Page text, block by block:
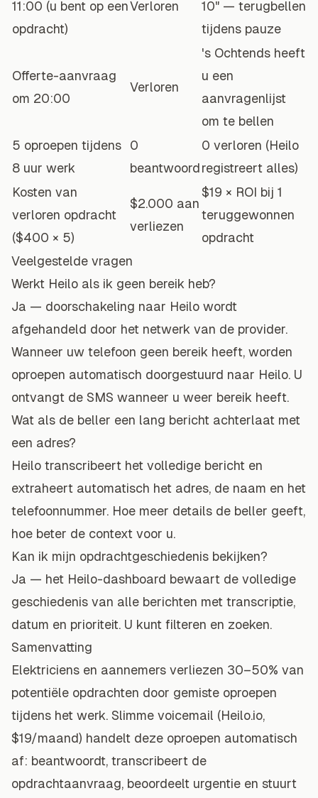
11:00 (u bent op een
opdracht)
Verloren
10" — terugbellen
tijdens pauze
Offerte-aanvraag
om 20:00
Verloren
's Ochtends heeft
u een
aanvragenlijst
om te bellen
5 oproepen tijdens
8 uur werk
0
beantwoord
0 verloren (Heilo
registreert alles)
Kosten van
verloren opdracht
($400 × 5)
$2.000 aan
verliezen
$19 × ROI bij 1
teruggewonnen
opdracht
Veelgestelde vragen
Werkt Heilo als ik geen bereik heb?
Ja — doorschakeling naar Heilo wordt
afgehandeld door het netwerk van de provider.
Wanneer uw telefoon geen bereik heeft, worden
oproepen automatisch doorgestuurd naar Heilo. U
ontvangt de SMS wanneer u weer bereik heeft.
Wat als de beller een lang bericht achterlaat met
een adres?
Heilo transcribeert het volledige bericht en
extraheert automatisch het adres, de naam en het
telefoonnummer. Hoe meer details de beller geeft,
hoe beter de context voor u.
Kan ik mijn opdrachtgeschiedenis bekijken?
Ja — het Heilo-dashboard bewaart de volledige
geschiedenis van alle berichten met transcriptie,
datum en prioriteit. U kunt filteren en zoeken.
Samenvatting
Elektriciens en aannemers verliezen 30–50% van
potentiële opdrachten door gemiste oproepen
tijdens het werk. Slimme voicemail (Heilo.io,
$19/maand) handelt deze oproepen automatisch
af: beantwoordt, transcribeert de
opdrachtaanvraag, beoordeelt urgentie en stuurt